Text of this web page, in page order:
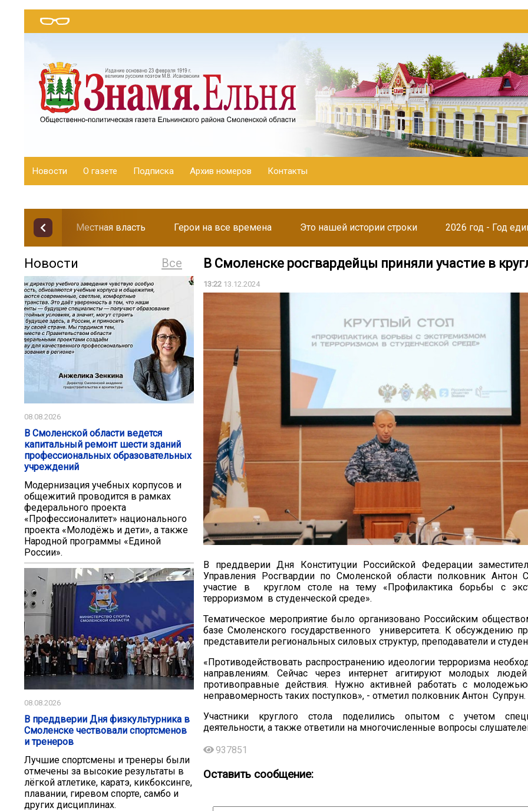
Новости О газете Подписка Архив номеров Контакты
Местная власть Герои на все времена Это нашей истории строки 2026 год - Год
Все
Новости
08.08.2026
В Смоленской области ведется
капитальный ремонт шести зданий
профессиональных образовательных
учреждений
Модернизация учебных корпусов и
общежитий проводится в рамках
федерального проекта
«Профессионалитет» национального
проекта «Молодёжь и дети», а также
Народной программы «Единой
России».
08.08.2026
В преддверии Дня физкультурника в
Смоленске чествовали спортсменов
и тренеров
Лучшие спортсмены и тренеры были
отмечены за высокие результаты в
лёгкой атлетике, каратэ, кикбоксинге,
плавании, гиревом спорте, самбо и
других дисциплинах.
В Смоленске росгвардейцы приняли участие в
13:22 13.12.2024
В преддверии Дня Конституции Российской Федерации
Управления Росгвардии по Смоленской области полковник Антон
участие в круглом столе на тему «Профилактика борьбы с
терроризмом в студенческой среде».
Тематическое мероприятие было организовано Российским
базе Смоленского государственного университета. К обсуждению
представители региональных силовых структур, преподаватели и
«Противодействовать распространению идеологии терроризма
направлениям. Сейчас через интернет агитируют молодых
противоправные действия. Нужно активней работать с
неправомерность таких поступков», - отметил полковник Антон Супрун.
Участники круглого стола поделились опытом с учетом
деятельности, а также ответили на многочисленные вопросы
937851
Оставить сообщение: